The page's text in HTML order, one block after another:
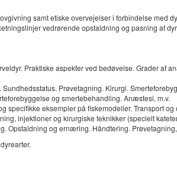
samt etiske overvejelser i forbindelse med
vedrørende opstaldning og pasning af
Praktiske aspekter ved bedøvelse. Grader af
Prøvetagning. Kirurgi.
og smertebehandling. Anæstesi, m.v.
eksempler på fiskemodeller. Transport
injektioner og kirurgiske teknikker (specielt
Opstaldning og ernæring. Håndtering.